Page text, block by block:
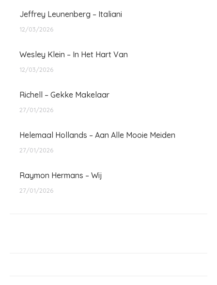
Jeffrey Leunenberg – Italiani
12/03/2026
Wesley Klein – In Het Hart Van
12/03/2026
Richell – Gekke Makelaar
27/01/2026
Helemaal Hollands – Aan Alle Mooie Meiden
27/01/2026
Raymon Hermans – Wij
27/01/2026